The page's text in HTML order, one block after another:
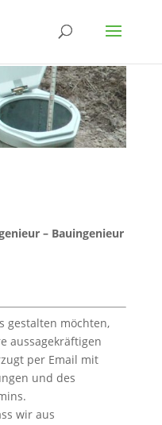
– Bauingenieur
gestalten möchten,
aussagekräftigen
per Email mit
und des
wir aus